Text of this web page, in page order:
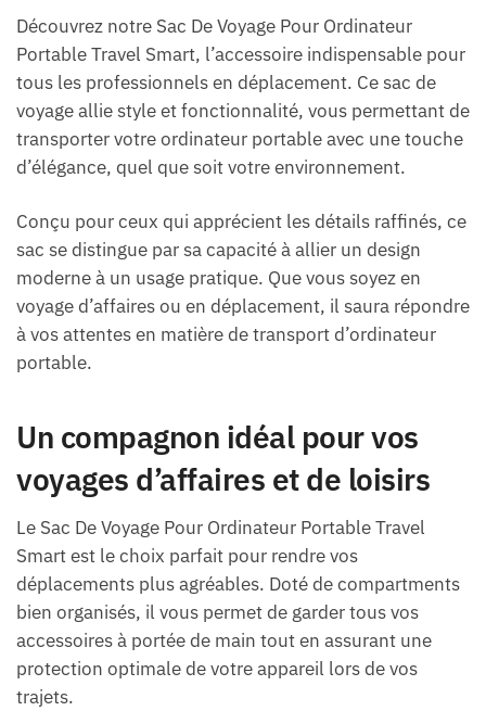
Découvrez notre Sac De Voyage Pour Ordinateur
Portable Travel Smart, l’accessoire indispensable pour
tous les professionnels en déplacement. Ce sac de
voyage allie style et fonctionnalité, vous permettant de
transporter votre ordinateur portable avec une touche
d’élégance, quel que soit votre environnement.
Conçu pour ceux qui apprécient les détails raffinés, ce
sac se distingue par sa capacité à allier un design
moderne à un usage pratique. Que vous soyez en
voyage d’affaires ou en déplacement, il saura répondre
à vos attentes en matière de transport d’ordinateur
portable.
Un compagnon idéal pour vos
voyages d’affaires et de loisirs
Le Sac De Voyage Pour Ordinateur Portable Travel
Smart est le choix parfait pour rendre vos
déplacements plus agréables. Doté de compartments
bien organisés, il vous permet de garder tous vos
accessoires à portée de main tout en assurant une
protection optimale de votre appareil lors de vos
trajets.